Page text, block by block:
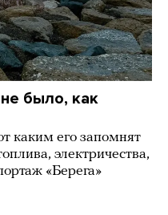
было, как
каким его запомнят
электричества,
«Берега»